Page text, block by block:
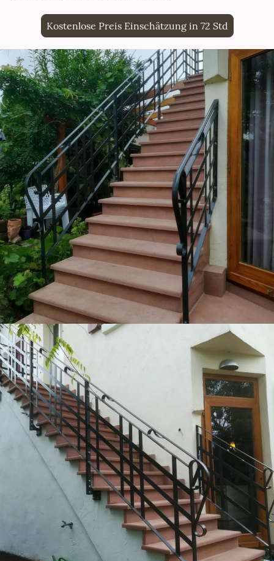
Kostenlose Preis Einschätzung in 72 Std